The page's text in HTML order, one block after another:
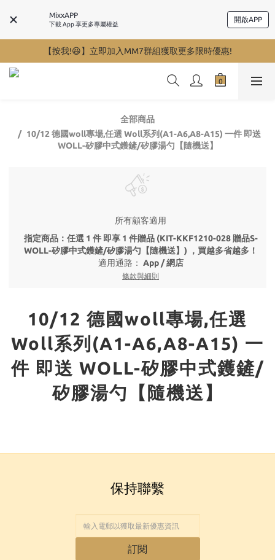
MixxAPP
下載 App 享更多專屬權益
開啟APP
【按我!😆】立即加入MM7群組獲取更多限時優惠!
全部商品
10/12 德國woll專場,任選 Woll系列(A1-A6,A8-A15) 一件 即送
WOLL-矽膠中式鑊鏟/矽膠湯勺【隨機送】
所有顧客適用
指定商品：任選 1 件 即享 1 件贈品 (KIT-KKF1210-028 贈品S-
WOLL-矽膠中式鑊鏟/矽膠湯勺【隨機送】) ，買越多省越多！
適用通路： App / 網店
條款與細則
10/12 德國woll專場,任選
Woll系列(A1-A6,A8-A15) 一
件 即送 WOLL-矽膠中式鑊鏟/
矽膠湯勺【隨機送】
保持聯繫
訂閱